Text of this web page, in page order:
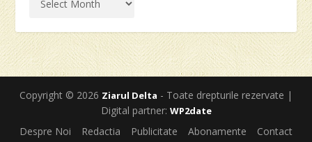
Copyright © 2026 Ziarul Delta - Toate drepturile rezervate |
Digital partner: WP2date
Despre Noi Redactia Publicitate Abonamente Contact